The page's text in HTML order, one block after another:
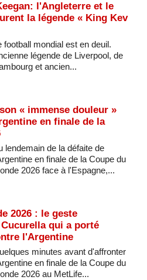
l'Angleterre et le
la légende « King Kev
football mondial est en deuil.
légende de Liverpool, de
et ancien...
« immense douleur »
en finale de la
lendemain de la défaite de
en finale de la Coupe du
2026 face à l'Espagne,...
2026 : le geste
qui a porté
l'Argentine
minutes avant d'affronter
en finale de la Coupe du
2026 au MetLife...